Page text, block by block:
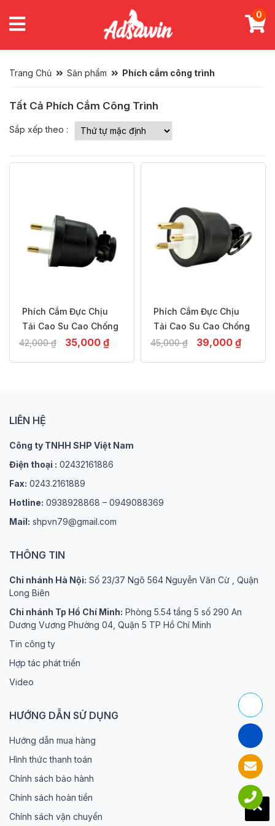
0
Trang Chủ Sản phẩm Phích cắm công trình
Tất Cả Phích Cắm Công Trình
Sắp xếp theo :
-17%
Phích Cắm Đực Chịu
Tải Cao Su Cao Chống
Va Đập, Chống Cháy,2
42,000₫
Giá
35,000 ₫
-13%
Phích Cắm Đực Chịu
Tải Cao Su Cao Chống
Va Đập, Chống Cháy,3
45,000₫
Giá
39,000 ₫
LIÊN HỆ
Công ty TNHH SHP Việt Nam
Điện thoại : 02432161886
Fax: 0243.2161889
Hotline: 0938928868 – 0949088369
Mail: shpvn79@gmail.com
THÔNG TIN
Chi nhánh Hà Nội: Số 23/37 Ngõ 564 Nguyễn Văn Cừ , Quận
Long Biên
Chi nhánh Tp Hồ Chí Minh: Phòng 5.54 tầng 5 số 290 An
Dương Vương Phường 04, Quận 5 TP Hồ Chí Minh
Tin công ty
Hợp tác phát triển
Video
HƯỚNG DẪN SỬ DỤNG
Hướng dẫn mua hàng
Hình thức thanh toán
Chính sách bảo hành
Chính sách hoàn tiền
Chính sách vận chuyển